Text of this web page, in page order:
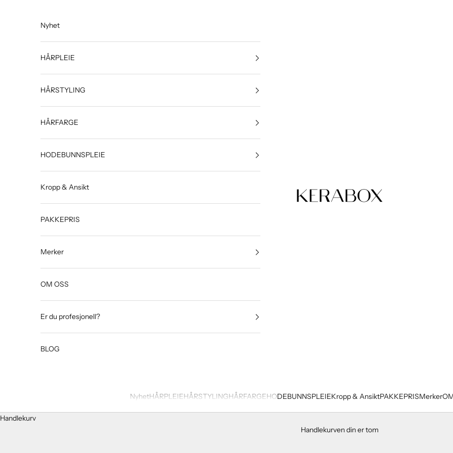
KERABOX
NyhetHÅRPLEIEHÅRSTYLINGHÅRFARGEHODEBUNNSPLEIEKropp & AnsiktPAKKEPRISMerker
Nyhet
HÅRPLEIE
HÅRSTYLING
HÅRFARGE
HODEBUNNSPLEIE
Kropp & Ansikt
PAKKEPRIS
Merker
OM OSS
Er du profesjonell?
BLOG
Handlekurv
Handlekurven din er tom